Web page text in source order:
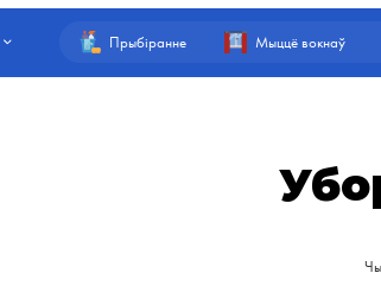
Прыбіранне Мыццё вокнаў